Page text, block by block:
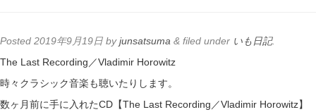
YouTube
Online Lesson
Posted 2019年9月19日 byjunsatsuma & filed under いも日記.
The Last Recording／Vladimir Horowitz
時々クラシック音楽も聴いたりします。
数ヶ月前に手に入れたCD【The Last Recording／Vladimir Horowitz】